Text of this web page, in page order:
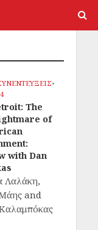
•
The
of
with Dan
Λαλάκη,
and